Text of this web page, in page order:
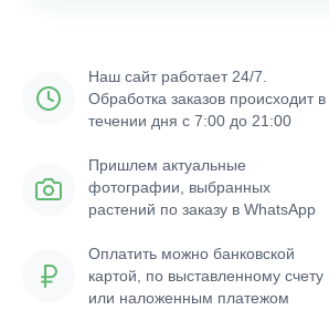
Наш сайт работает 24/7.
Обработка заказов происходит в
течении дня с 7:00 до 21:00
Пришлем актуальные
фотографии, выбранных
растений по заказу в WhatsApp
Оплатить можно банковской
картой, по выставленному счету
или наложенным платежом